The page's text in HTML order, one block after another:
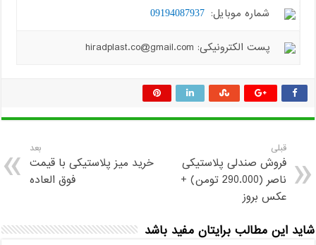
شماره موبایل: 09194087937
پست الکترونیکی: hiradplast.co@gmail.com
قبلی
فروش صندلی پلاستیکی
ناصر (290.000 تومن) +
عکس بروز
بعد
خرید میز پلاستیکی با قیمت
فوق‌ العاده
شاید این مطالب برایتان مفید باشد